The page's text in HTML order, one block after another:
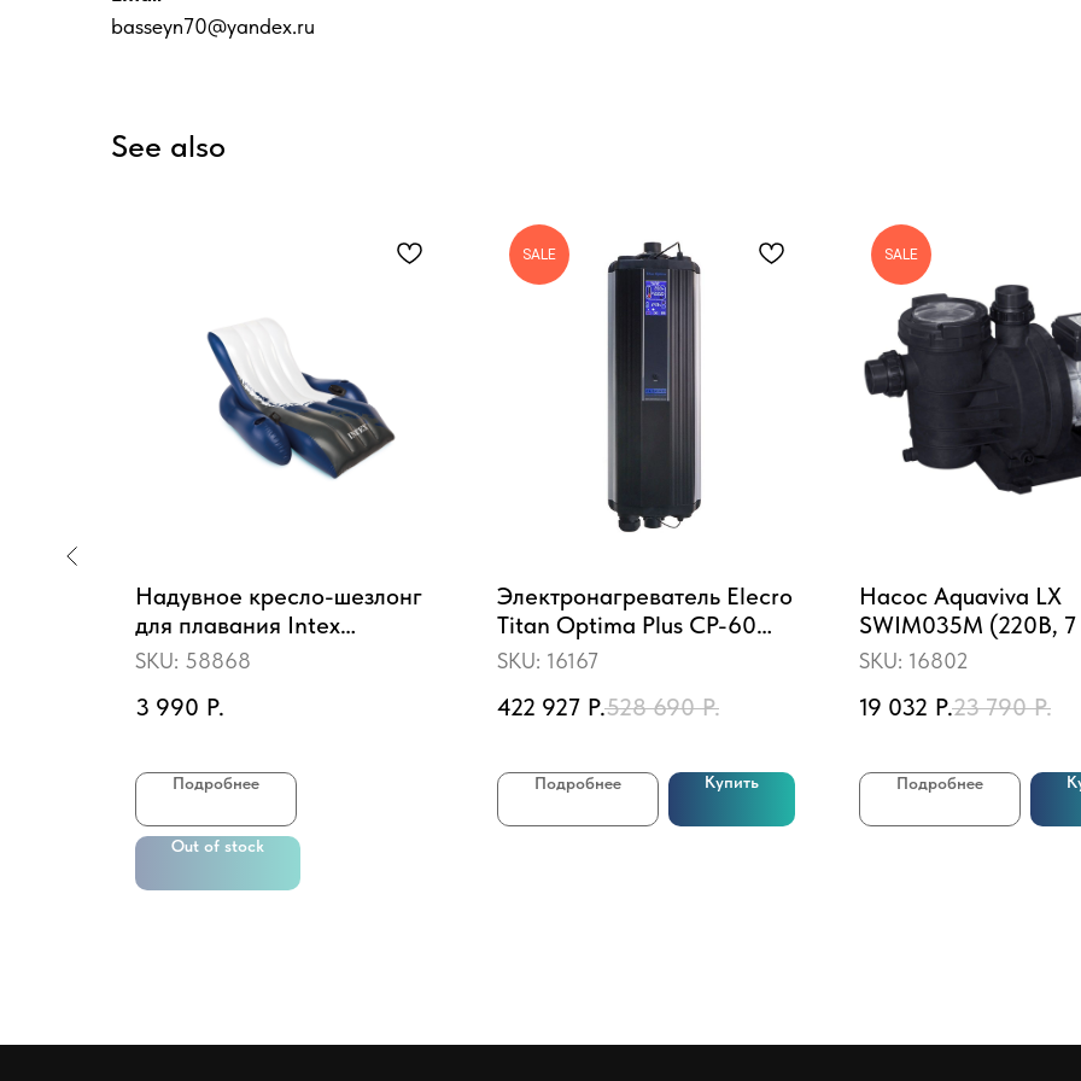
basseyn70@yandex.ru
See also
Надувное кресло-шезлонг
для плавания Intex
180х135см с
до 100кг (58868)
SKU: 58868
3 990 Р.
Подробнее
Out of stock
SALE
Электронагреватель Elecro
Titan Optima Plus СP-60
Titan 60 кВт (380В)
SKU: 16167
422 927 Р.528 690 Р.
Подробнее Купить
SALE
Насос Aquaviva LX
SWIM035M (220В,
0.75HP)
SKU: 16802
19 032 Р.23 790 Р.
Подробнее